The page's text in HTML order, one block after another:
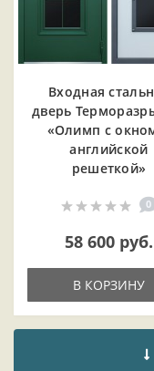
Входная
дверь
«Олимп с
английской
решеткой»
0
58 600 руб.
В КОРЗИНУ